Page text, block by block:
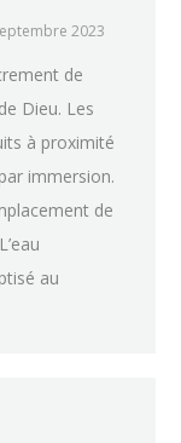
2023
de
Dieu. Les
à proximité
immersion.
de
au